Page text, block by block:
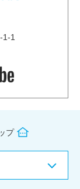
1
プ